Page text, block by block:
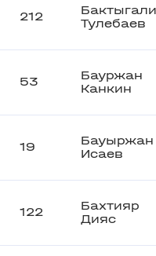
212
Бактыгали
Тулебаев
53
Бауржан
Канкин
19
Бауыржан
Исаев
122
Бахтияр
Дияс